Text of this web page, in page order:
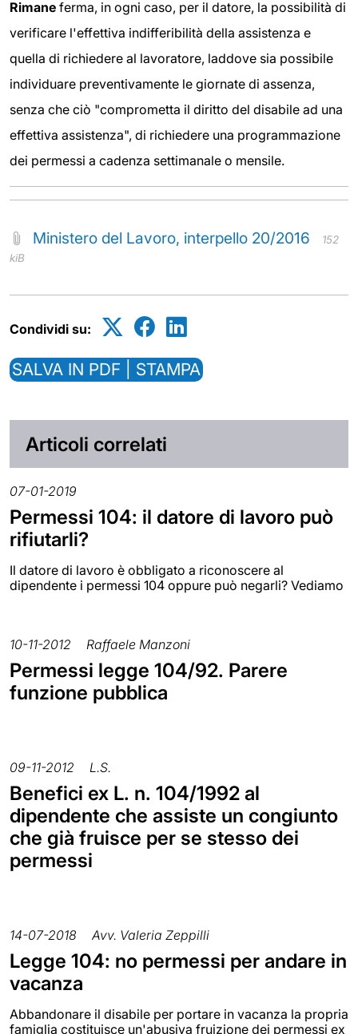
Rimane ferma, in ogni caso, per il datore, la possibilità di
verificare l'effettiva indifferibilità della assistenza e
quella di richiedere al lavoratore, laddove sia possibile
individuare preventivamente le giornate di assenza,
senza che ciò "comprometta il diritto del disabile ad una
effettiva assistenza", di richiedere una programmazione
dei permessi a cadenza settimanale o mensile.
Ministero del Lavoro, interpello 20/2016
152
kiB
Condividi su:
SALVA IN PDF | STAMPA
Articoli correlati
07-01-2019
Permessi 104: il datore di lavoro può
rifiutarli?
Il datore di lavoro è obbligato a riconoscere al
dipendente i permessi 104 oppure può negarli? Vediamo
10-11-2012 Raffaele Manzoni
Permessi legge 104/92. Parere
funzione pubblica
09-11-2012 L.S.
Benefici ex L. n. 104/1992 al
dipendente che assiste un congiunto
che già fruisce per se stesso dei
permessi
14-07-2018 Avv. Valeria Zeppilli
Legge 104: no permessi per andare in
vacanza
Abbandonare il disabile per portare in vacanza la propria
famiglia costituisce un'abusiva fruizione dei permessi ex